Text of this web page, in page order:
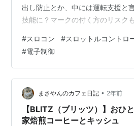
出し防止とか、中には運転支援と
技能に？マークの付く方のリスク
ありませんが、なので運転中のス
ね。 ならばといって、素の動力性
選択肢も少ない。 現在のMAZDA
りで、純粋に車が好きな者には、
が、時にストレスなんですよ。介
ます。 「もう還暦過ぎのおっさ
#スロコン #スロットルコントロ
#電子制御
まさやんのカフェ日記 • 2年前
【BLITZ（ブリッツ）】おひ
家焙煎コーヒーとキッシュ